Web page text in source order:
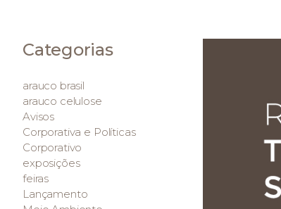
Categorias
arauco brasil
arauco celulose
Avisos
Corporativa e Políticas
Corporativo
exposições
feiras
Lançamento